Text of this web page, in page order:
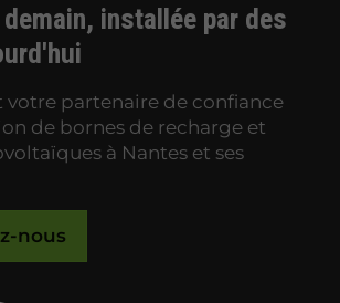
installée par des
votre partenaire de confiance
de bornes de recharge et
à Nantes et ses
nous